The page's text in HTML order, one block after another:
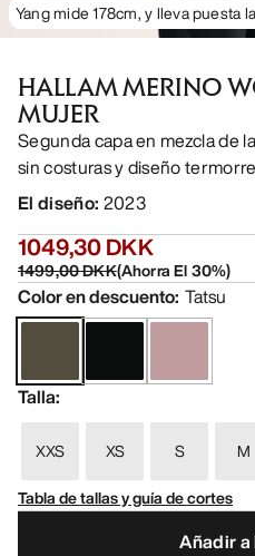
Yang mide 178cm, y lleva puesta
HALLAM MERINO
MUJER
Segunda capa en mezcla de
sin costuras y diseño
El diseño: 2023
1049,30 DKK
1499,00 DKK(Ahorra El30%)
Color en descuento: Tatsu
Talla:
XXS XS S M
Tabla de tallas y guía de cortes
Añadir a